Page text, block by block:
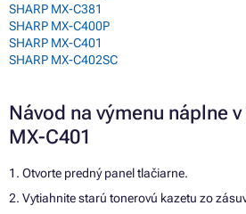
SHARP MX-C381
SHARP MX-C400P
SHARP MX-C401
SHARP MX-C402SC
Návod na výmenu náplne
MX-C401
1. Otvorte predný panel tlačiarne.
2. Vytiahnite starú tonerovú kazetu zo